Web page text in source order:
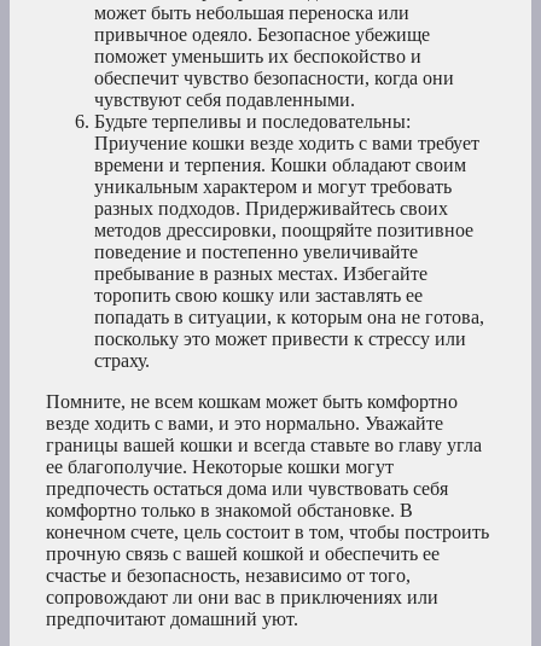
может быть небольшая переноска или
привычное одеяло. Безопасное убежище
поможет уменьшить их беспокойство и
обеспечит чувство безопасности, когда они
чувствуют себя подавленными.
Будьте терпеливы и последовательны:
Приучение кошки везде ходить с вами требует
времени и терпения. Кошки обладают своим
уникальным характером и могут требовать
разных подходов. Придерживайтесь своих
методов дрессировки, поощряйте позитивное
поведение и постепенно увеличивайте
пребывание в разных местах. Избегайте
торопить свою кошку или заставлять ее
попадать в ситуации, к которым она не готова,
поскольку это может привести к стрессу или
страху.
Помните, не всем кошкам может быть комфортно
везде ходить с вами, и это нормально. Уважайте
границы вашей кошки и всегда ставьте во главу угла
ее благополучие. Некоторые кошки могут
предпочесть остаться дома или чувствовать себя
комфортно только в знакомой обстановке. В
конечном счете, цель состоит в том, чтобы построить
прочную связь с вашей кошкой и обеспечить ее
счастье и безопасность, независимо от того,
сопровождают ли они вас в приключениях или
предпочитают домашний уют.